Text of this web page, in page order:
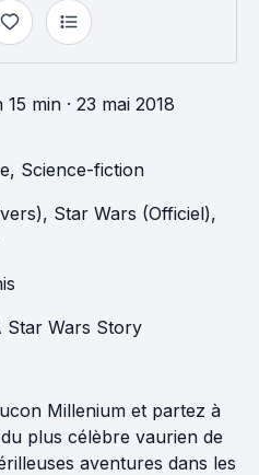
15 min · 23 mai 2018
, Science-fiction
, Star Wars (Officiel),
Star Wars Story
Millenium et partez à
plus célèbre vaurien de
aventures dans les